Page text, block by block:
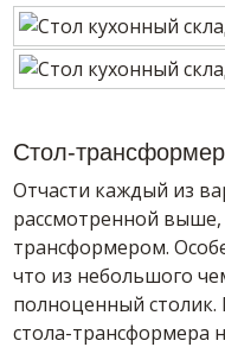
Стол-трансформер
Отчасти каждый из
рассмотренной
трансформером.
что из небольшого
полноценный
стола-трансформера